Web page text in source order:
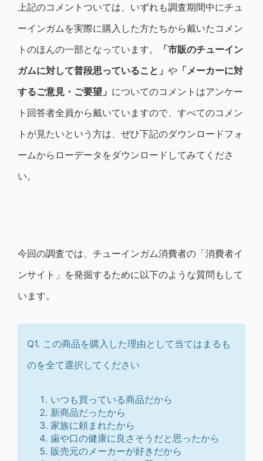
上記のコメントついては、いずれも調査期間中にチュ
ーインガムを実際に購入した方たちから戴いたコメン
トのほんの一部となっています。
「市販のチューイン
ガムに対して普段思っていること」 や 「メーカーに対
するご意見・ご要望」 についてのコメントはアンケー
ト回答者全員から戴いていますので、すべてのコメン
トが見たいという方は、ぜひ下記のダウンロードフォ
ームからローデータをダウンロードしてみてくださ
い。
今回の調査では、チューインガム消費者の「消費者イ
ンサイト」を発掘するために以下のような質問もして
います。
Q1. この商品を購入した理由として当てはまるも
のを全て選択してください
いつも買っている商品だから
新商品だったから
家族に頼まれたから
歯や口の健康に良さそうだと思ったから
販売元のメーカーが好きだから